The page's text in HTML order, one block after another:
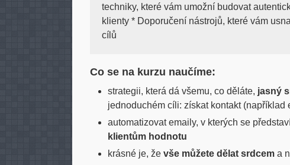
techniky, které vám umožní budovat
klienty * Doporučení nástrojů, které vám
cílů
Co se na kurzu naučíme:
strategii, která dá všemu, co děláte, jasný
jednoduchém cíli: získat kontakt (například
automatizovat emaily, v kterých se
klientům hodnotu
krásné je, že vše můžete dělat srdcem a